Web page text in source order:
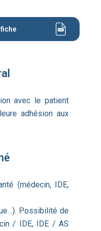
avec le patient
adhésion aux
(médecin, IDE,
Possibilité de
/ IDE, IDE / AS